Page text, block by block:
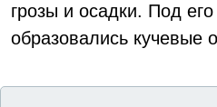
грозы и осадки. Под
образовались кучевые